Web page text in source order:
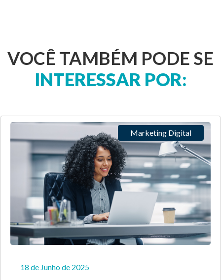
VOCÊ TAMBÉM PODE SE
INTERESSAR POR:
Marketing Digital
18 de Junho de 2025